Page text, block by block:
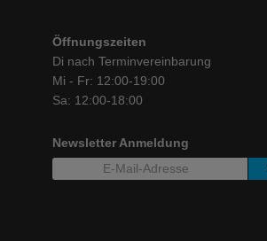
Öffnungszeiten
Di nach Terminvereinbarung
Mi - Fr: 12:00-19:00
Sa: 12:00-18:00
Newsletter Anmeldung